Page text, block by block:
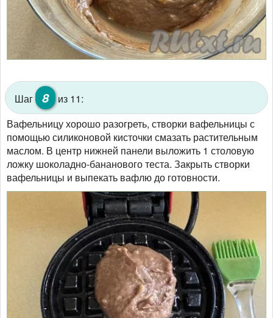
Шаг 8
из 11:
Вафельницу хорошо разогреть, створки вафельницы с
помощью силиконовой кисточки смазать растительным
маслом. В центр нижней панели выложить 1 столовую
ложку шоколадно-бананового теста. Закрыть створки
вафельницы и выпекать вафлю до готовности.